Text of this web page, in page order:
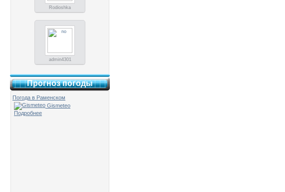
Rodioshka
admin4301
Прогноз погоды
Погода в Раменском
Gismeteo
Подробнее